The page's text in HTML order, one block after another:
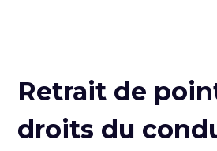
Retrait de
droits du